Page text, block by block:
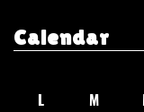
Calendar
L
M